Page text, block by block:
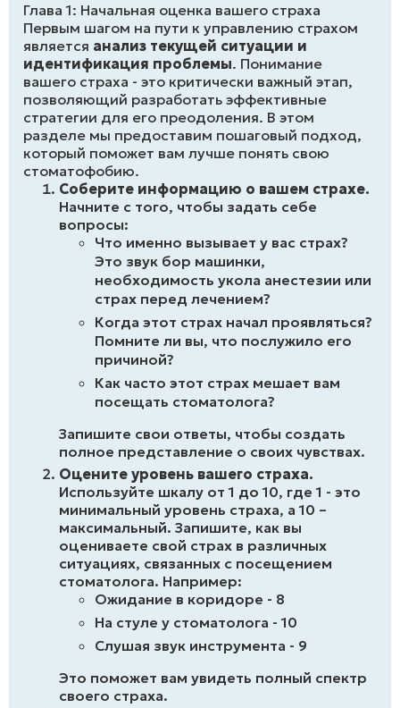
Глава 1: Начальная оценка вашего страха
Первым шагом на пути к управлению страхом
является анализ текущей ситуации и
идентификация проблемы. Понимание
вашего страха - это критически важный этап,
позволяющий разработать эффективные
стратегии для его преодоления. В этом
разделе мы предоставим пошаговый подход,
который поможет вам лучше понять свою
стоматофобию.
Соберите информацию о вашем страхе.
Начните с того, чтобы задать себе
вопросы:
Что именно вызывает у вас страх?
Это звук бор машинки,
необходимость укола анестезии или
страх перед лечением?
Когда этот страх начал проявляться?
Помните ли вы, что послужило его
причиной?
Как часто этот страх мешает вам
посещать стоматолога?
Запишите свои ответы, чтобы создать
полное представление о своих чувствах.
Оцените уровень вашего страха.
Используйте шкалу от 1 до 10, где 1 - это
минимальный уровень страха, а 10 –
максимальный. Запишите, как вы
оцениваете свой страх в различных
ситуациях, связанных с посещением
стоматолога. Например:
Ожидание в коридоре - 8
На стуле у стоматолога - 10
Слушая звук инструмента - 9
Это поможет вам увидеть полный спектр
своего страха.